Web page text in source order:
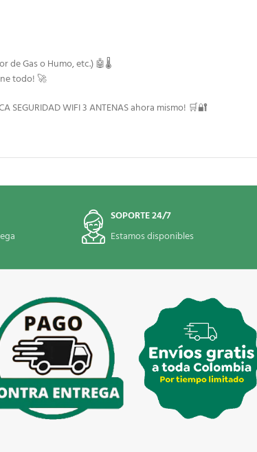
de Gas o Humo, etc.) 🤖🌡️
todo! 🚀
SEGURIDAD WIFI 3 ANTENAS ahora mismo! 🛒🔐
SOPORTE 24/7
Estamos disponibles